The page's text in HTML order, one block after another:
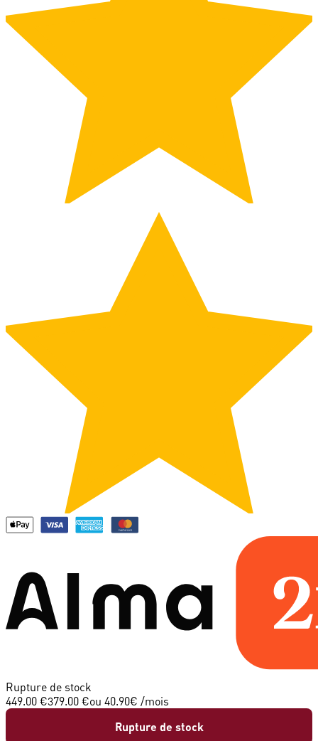
Rupture de stock
449.00 €379.00 €ou 40.90€ /mois
Rupture de stock